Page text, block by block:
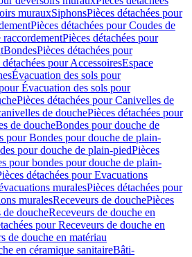
murauxSiphonsPièces détachées pour
Pièces détachées pour Coudes de
Pièces détachées pour
BondesPièces détachées pour
détachées pour AccessoiresEspace
Évacuation des sols pour
Évacuation des sols pour
Pièces détachées pour Canivelles de
de douchePièces détachées pour
de doucheBondes pour douche de
pour Bondes pour douche de plain-
pour douche de plain-piedPièces
pour bondes pour douche de plain-
détachées pour Evacuations
muralesPièces détachées pour
muralesReceveurs de douchePièces
de doucheReceveurs de douche en
pour Receveurs de douche en
de douche en matériau
en céramique sanitaireBâti-